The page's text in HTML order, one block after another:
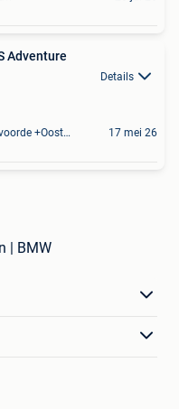
Adventure
Details
Oostende Zandvoorde +Oostende 17 mei 26
| BMW